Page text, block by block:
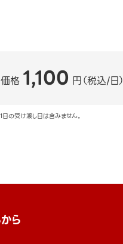
格 1,100 円（税込/日）
の受け渡し日は含みません。
ら